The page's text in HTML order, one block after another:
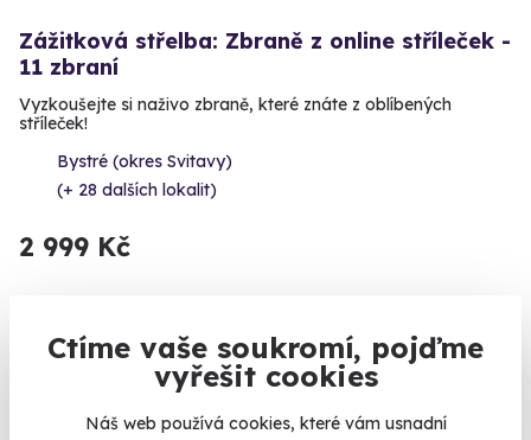
Ctíme vaše soukromí, pojďme
vyřešit cookies
Náš web používá cookies, které vám usnadní
Zážitková střelba: Zbraně z online stříleček -
11 zbraní
Vyzkoušejte si naživo zbraně, které znáte z oblíbených
stříleček!
Bystré (okres Svitavy)
(+ 28 dalších lokalit)
2 999 Kč
Volný termín už 14. 08. 2026